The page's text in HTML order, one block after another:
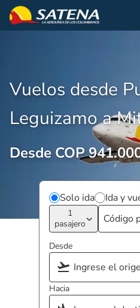
Vuelos desde
Leguizamo a
Desde COP
Solo ida Ida y
1
pasajero
Desde
Hacia